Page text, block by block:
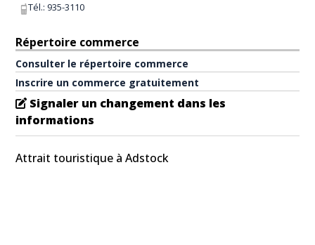
Tél.:935-3110
Répertoire commerce
Consulter le répertoire commerce
Inscrire un commerce gratuitement
Signaler un changement dans les
informations
Attrait touristique à Adstock